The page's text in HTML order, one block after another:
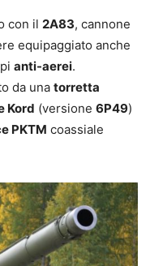
con il 2A83, cannone
equipaggiato anche
anti-aerei.
da una torretta
Kord (versione 6P49)
PKTM coassiale